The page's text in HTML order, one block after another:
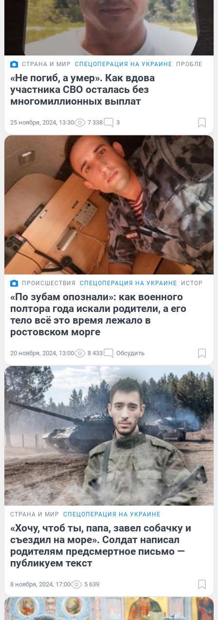
СТРАНА И МИР СПЕЦОПЕРАЦИЯ НА УКРАИНЕ ПРОБЛЕМА
«Не погиб, а умер». Как вдова
участника СВО осталась без
многомиллионных выплат
25 ноября, 2024, 13:30 7 338 3
ПРОИСШЕСТВИЯ СПЕЦОПЕРАЦИЯ НА УКРАИНЕ ИСТОРИИ
«По зубам опознали»: как военного
полтора года искали родители, а его
тело всё это время лежало в
ростовском морге
20 ноября, 2024, 13:00 8 433 Обсудить
СТРАНА И МИР СПЕЦОПЕРАЦИЯ НА УКРАИНЕ
«Хочу, чтоб ты, папа, завел собачку и
съездил на море». Солдат написал
родителям предсмертное письмо —
публикуем текст
8 ноября, 2024, 17:00 5 639